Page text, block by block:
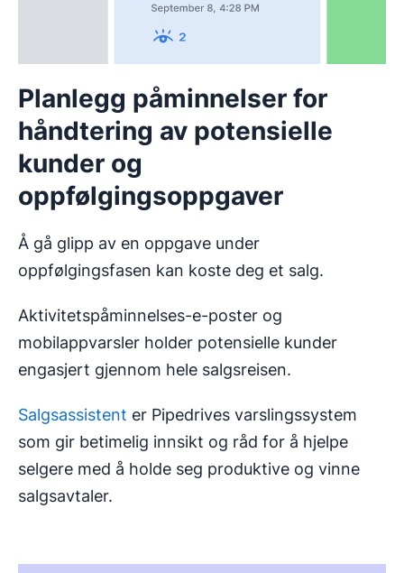
Planlegg påminnelser for
håndtering av potensielle
kunder og
oppfølgingsoppgaver
Å gå glipp av en oppgave under
oppfølgingsfasen kan koste deg et salg.
Aktivitetspåminnelses-e-poster og
mobilappvarsler holder potensielle kunder
engasjert gjennom hele salgsreisen.
Salgsassistent er Pipedrives varslingssystem
som gir betimelig innsikt og råd for å hjelpe
selgere med å holde seg produktive og vinne
salgsavtaler.